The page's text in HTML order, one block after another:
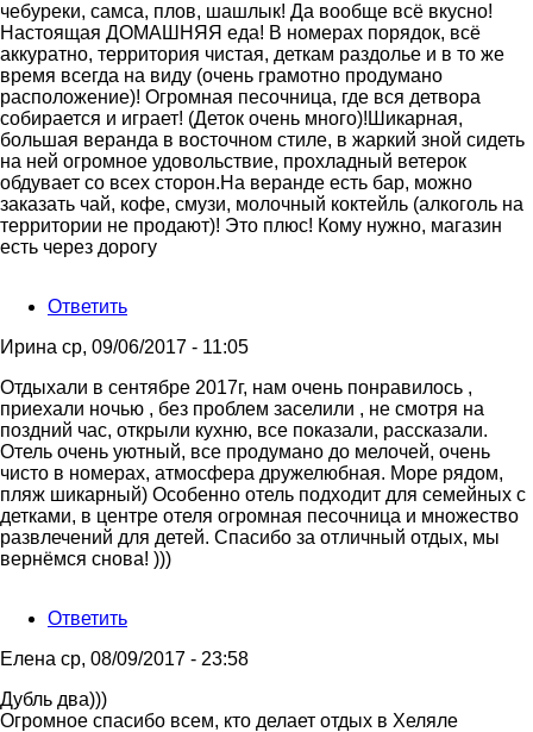
чебуреки, самса, плов, шашлык! Да вообще всё вкусно!
Настоящая ДОМАШНЯЯ еда! В номерах порядок, всё
аккуратно, территория чистая, деткам раздолье и в то же
время всегда на виду (очень грамотно продумано
расположение)! Огромная песочница, где вся детвора
собирается и играет! (Деток очень много)!Шикарная,
большая веранда в восточном стиле, в жаркий зной сидеть
на ней огромное удовольствие, прохладный ветерок
обдувает со всех сторон.На веранде есть бар, можно
заказать чай, кофе, смузи, молочный коктейль (алкоголь на
территории не продают)! Это плюс! Кому нужно, магазин
есть через дорогу
Ответить
Ирина ср, 09/06/2017 - 11:05
Отдыхали в сентябре 2017г, нам очень понравилось ,
приехали ночью , без проблем заселили , не смотря на
поздний час, открыли кухню, все показали, рассказали.
Отель очень уютный, все продумано до мелочей, очень
чисто в номерах, атмосфера дружелюбная. Море рядом,
пляж шикарный) Особенно отель подходит для семейных с
детками, в центре отеля огромная песочница и множество
развлечений для детей. Спасибо за отличный отдых, мы
вернёмся снова! )))
Ответить
Елена ср, 08/09/2017 - 23:58
Дубль два)))
Огромное спасибо всем, кто делает отдых в Хеляле